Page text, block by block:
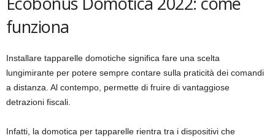
funziona
Installare tapparelle domotiche significa fare una scelta
lungimirante per potere sempre contare sulla praticità dei comandi
a distanza. Al contempo, permette di fruire di vantaggiose
detrazioni fiscali.
Infatti, la domotica per tapparelle rientra tra i dispositivi che